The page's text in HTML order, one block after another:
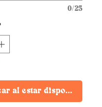
0/25
al estar disponible